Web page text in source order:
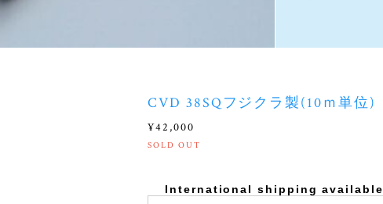
CVD 38SQフジクラ製(10ｍ単位)
¥42,000
SOLD OUT
International shipping available